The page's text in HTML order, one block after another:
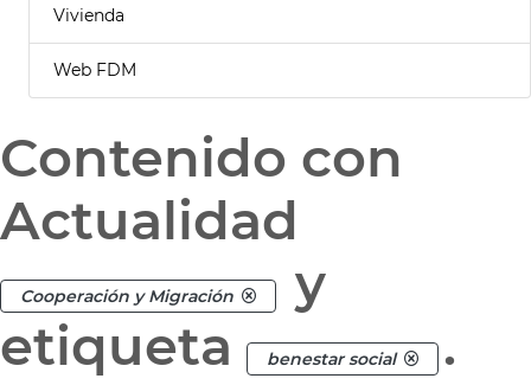
Vivienda
Web FDM
Contenido con
Actualidad
Cooperación y Migración
y
etiqueta
benestar social .